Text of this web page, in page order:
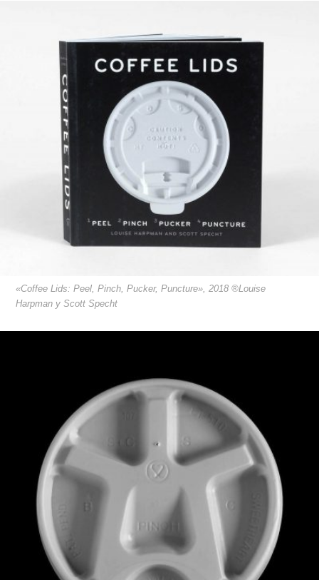
«Coffee Lids: Peel, Pinch, Pucker, Puncture», 2018 ®Louise
Harpman y Scott Specht